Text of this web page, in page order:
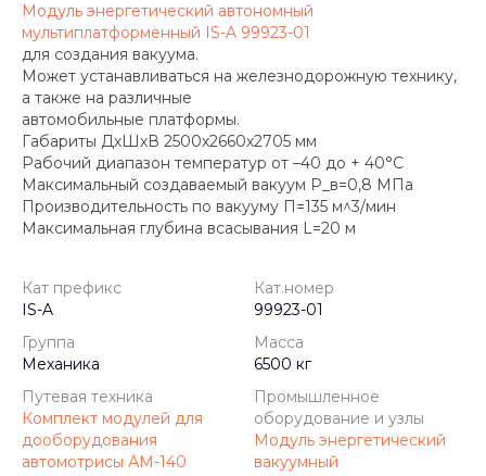
Модуль энергетический автономный
мультиплатформенный IS-A 99923-01
для создания вакуума.
Может устанавливаться на железнодорожную технику,
а также на различные
автомобильные платформы.
Габариты ДхШхВ 2500х2660х2705 мм
Рабочий диапазон температур от –40 до + 40°С
Максимальный создаваемый вакуум P_в=0,8 МПа
Производительность по вакууму П=135 м^3/мин
Максимальная глубина всасывания L=20 м
Кат префикс
IS-A
Кат.номер
99923-01
Группа
Механика
Масса
6500 кг
Путевая техника
Комплект модулей для
дооборудования
автомотрисы АМ-140
Промышленное
оборудование и узлы
Модуль энергетический
вакуумный